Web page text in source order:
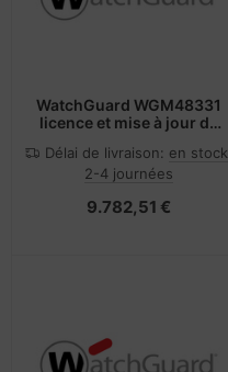
WatchGuard WGM48331
licence et mise à jour de
année(s)
Délai de livraison: en stock,
2-4 journées
9.782,51 €